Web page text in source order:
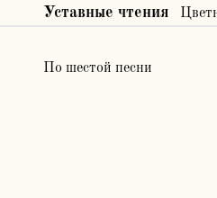
Уставные чтения
По шестой песни